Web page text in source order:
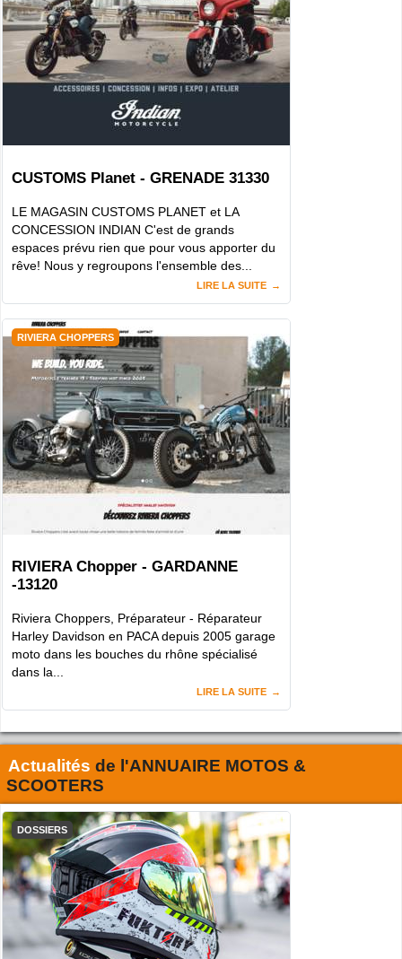
CUSTOMS Planet - GRENADE 31330
LE MAGASIN CUSTOMS PLANET et LA
CONCESSION INDIAN C'est de grands
espaces prévu rien que pour vous apporter du
rêve! Nous y regroupons l'ensemble des...
LIRE LA SUITE
RIVIERA CHOPPERS
RIVIERA Chopper - GARDANNE
-13120
Riviera Choppers, Préparateur - Réparateur
Harley Davidson en PACA depuis 2005 garage
moto dans les bouches du rhône spécialisé
dans la...
LIRE LA SUITE
Actualités de l'ANNUAIRE MOTOS &
SCOOTERS
DOSSIERS